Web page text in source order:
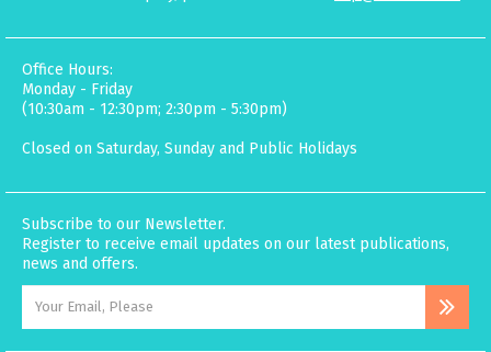
Office Hours:
Monday - Friday
(10:30am - 12:30pm; 2:30pm - 5:30pm)
Closed on Saturday, Sunday and Public Holidays
Subscribe to our Newsletter.
Register to receive email updates on our latest publications,
news and offers.